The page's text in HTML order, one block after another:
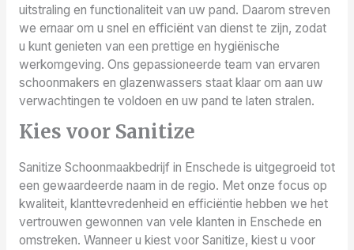
uitstraling en functionaliteit van uw pand. Daarom streven
we ernaar om u snel en efficiënt van dienst te zijn, zodat
u kunt genieten van een prettige en hygiënische
werkomgeving. Ons gepassioneerde team van ervaren
schoonmakers en glazenwassers staat klaar om aan uw
verwachtingen te voldoen en uw pand te laten stralen.
Kies voor Sanitize
Sanitize Schoonmaakbedrijf in Enschede is uitgegroeid tot
een gewaardeerde naam in de regio. Met onze focus op
kwaliteit, klanttevredenheid en efficiëntie hebben we het
vertrouwen gewonnen van vele klanten in Enschede en
omstreken. Wanneer u kiest voor Sanitize, kiest u voor